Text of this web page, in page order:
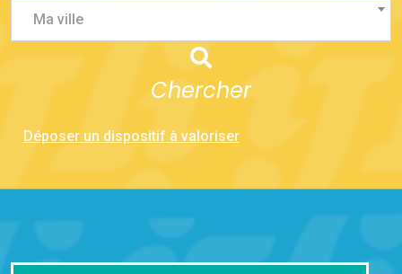
Ma ville
Chercher
Déposer un dispositif à valoriser